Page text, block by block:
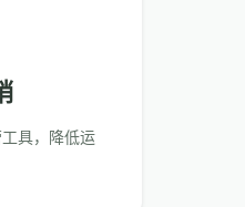
具，降低运